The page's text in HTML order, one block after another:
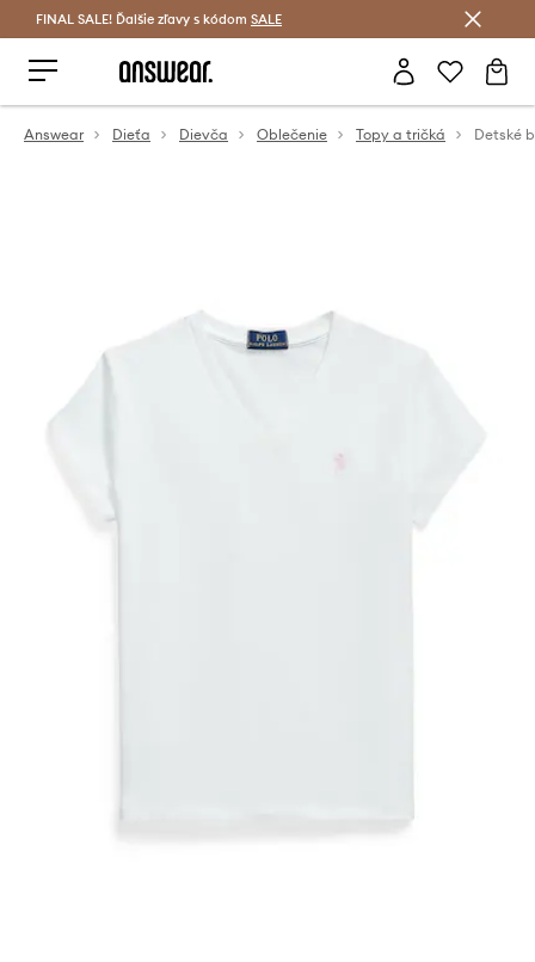
Šetrite s Answear Club >
FINAL SALE! Ďalšie zľavy s kódom SALE
Answear Dieťa Dievča Oblečenie Topy a tričká